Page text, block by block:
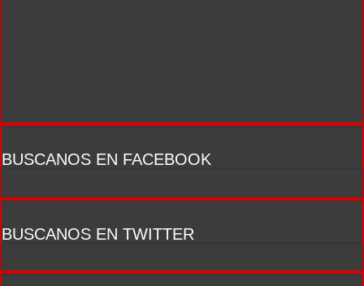
BUSCANOS EN FACEBOOK
BUSCANOS EN TWITTER